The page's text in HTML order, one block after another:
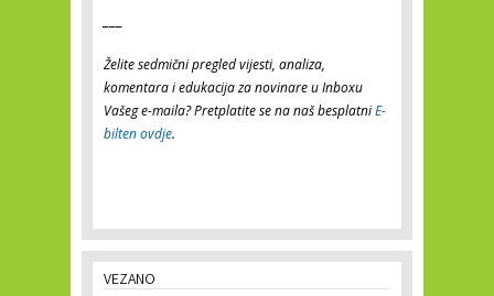
Želite sedmični pregled vijesti, analiza,
komentara i edukacija za novinare u Inboxu
Vašeg e-maila? Pretplatite se na naš besplatniE-
bilten ovdje.
VEZANO